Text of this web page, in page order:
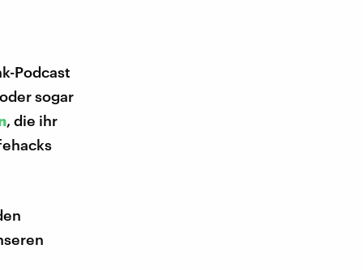
Podcast
sogar
, die ihr